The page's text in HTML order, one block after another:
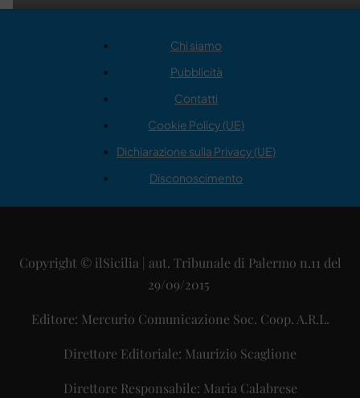
Chi siamo
Pubblicità
Contatti
Cookie Policy (UE)
Dichiarazione sulla Privacy (UE)
Disconoscimento
Copyright © ilSicilia | aut. Tribunale di Palermo n.11 del
29/09/2015
Editore: Mercurio Comunicazione Soc. Coop. A.R.L.
Direttore Editoriale: Maurizio Scaglione
Direttore Responsabile: Maria Calabrese